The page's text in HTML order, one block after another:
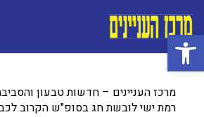
פתח סרגל נגישות
מרכז העניינים – חדשות טבעון
רמת ישי לובשת חג בסופ"ש הקרוב